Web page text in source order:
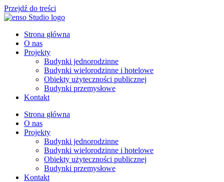
Przejdź do treści
Strona główna
O nas
Projekty
Budynki jednorodzinne
Budynki wielorodzinne i hotelowe
Obiekty użyteczności publicznej
Budynki przemysłowe
Kontakt
Strona główna
O nas
Projekty
Budynki jednorodzinne
Budynki wielorodzinne i hotelowe
Obiekty użyteczności publicznej
Budynki przemysłowe
Kontakt